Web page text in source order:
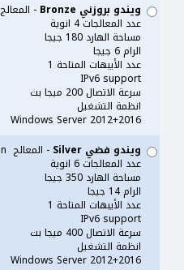
ويندو بروزني Bronze - المعالج Intel Xeon
عدد المعالجات 4 انوية
مساحة الهارد 180 جيجا
الرام 6 جيجا
عدد الأيبهات المتاحة 1
IPv6 support
سرعة الاتصال 200 ميجا بت
انظمة التشغيل
Windows Server 2012+2016
ويندو فضي Silver
- المعالج Intel Xeon
عدد المعالجات 6 انوية
مساحة الهارد 350 جيجا
الرام 14 جيجا
عدد الأيبهات المتاحة 1
IPv6 support
سرعة الاتصال 400 ميجا بت
انظمة التشغيل
Windows Server 2012+2016